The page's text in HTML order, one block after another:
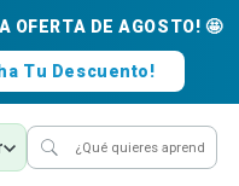
OFERTA DE AGOSTO! 🤩
Tu Descuento!